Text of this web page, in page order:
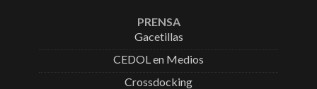
PRENSA
Gacetillas
CEDOL en Medios
Crossdocking